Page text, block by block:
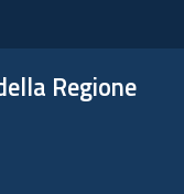
Regione